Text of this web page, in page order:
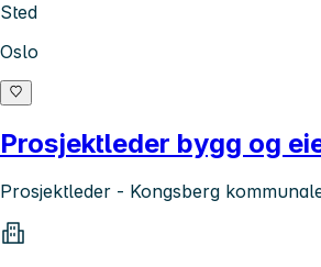
Sted
Oslo
Prosjektleder bygg og
Prosjektleder - Kongsberg